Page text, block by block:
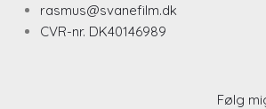
rasmus@svanefilm.dk
CVR-nr. DK40146989
Følg